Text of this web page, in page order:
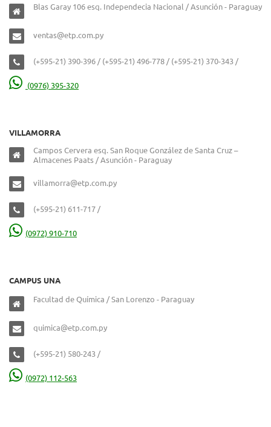
Blas Garay 106 esq. Independecia Nacional / Asunción - Paraguay
ventas@etp.com.py
(+595-21) 390-396 / (+595-21) 496-778 / (+595-21) 370-343 /
(0976) 395-320
VILLAMORRA
Campos Cervera esq. San Roque González de Santa Cruz –
Almacenes Paats / Asunción - Paraguay
villamorra@etp.com.py
(+595-21) 611-717 /
(0972) 910-710
CAMPUS UNA
Facultad de Química / San Lorenzo - Paraguay
quimica@etp.com.py
(+595-21) 580-243 /
(0972) 112-563